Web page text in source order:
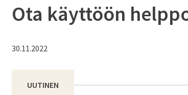
Ota käyttöön
30.11.2022
UUTINEN